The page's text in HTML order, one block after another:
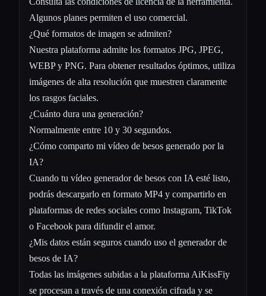
Algunos planes permiten el uso comercial.
¿Qué formatos de imagen se admiten?
Nuestra plataforma admite los formatos JPG, JPEG,
WEBP y PNG. Para obtener resultados óptimos, utiliza
imágenes de alta resolución que muestren claramente
los rasgos faciales.
¿Cuánto dura una generación?
Normalmente entre 10 y 30 segundos.
¿Cómo comparto mi vídeo de besos generado por la
IA?
Cuando tu vídeo generador de besos con IA esté listo,
podrás descargarlo en formato MP4 y compartirlo en
plataformas de redes sociales como Instagram, TikTok
o Facebook para difundir el amor.
¿Mis datos están seguros cuando uso el generador de
besos de IA?
Todas las imágenes subidas a la plataforma AiKissFiy
se procesan a través de una conexión cifrada y se